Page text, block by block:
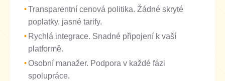
Transparentní cenová politika. Žádné skryté
poplatky, jasné tarify.
Rychlá integrace. Snadné připojení k vaší
platformě.
Osobní manažer. Podpora v každé fázi
spolupráce.